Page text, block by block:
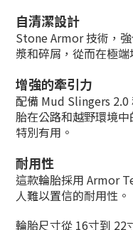
自清潔設計
Stone Armor 技術，
漿和碎屑，從而在極
增強的牽引力
配備 Mud Slingers
胎在公路和越野環境
特別有用。
耐用性
這款輪胎採用 Armor
人難以置信的耐用性。
輪胎尺寸從 16寸到 22